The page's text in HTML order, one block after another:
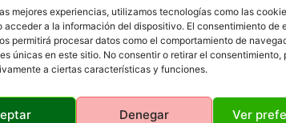
mejores experiencias, utilizamos tecnologías como las
acceder a la información del dispositivo. El consentimiento de
permitirá procesar datos como el comportamiento de
únicas en este sitio. No consentir o retirar el consentimiento,
a ciertas características y funciones.
Denegar Ver